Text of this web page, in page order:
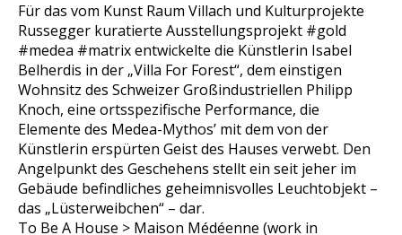
Für das vom Kunst Raum Villach und Kulturprojekte
Russegger kuratierte Ausstellungsprojekt #gold
#medea #matrix entwickelte die Künstlerin Isabel
Belherdis in der „Villa For Forest“, dem einstigen
Wohnsitz des Schweizer Großindustriellen Philipp
Knoch, eine ortsspezifische Performance, die
Elemente des Medea-Mythos’ mit dem von der
Künstlerin erspürten Geist des Hauses verwebt. Den
Angelpunkt des Geschehens stellt ein seit jeher im
Gebäude befindliches geheimnisvolles Leuchtobjekt –
das „Lüsterweibchen“ – dar.
To Be A House > Maison Médéenne (work in